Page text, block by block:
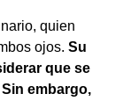
quien
ojos. Su
que se
embargo,